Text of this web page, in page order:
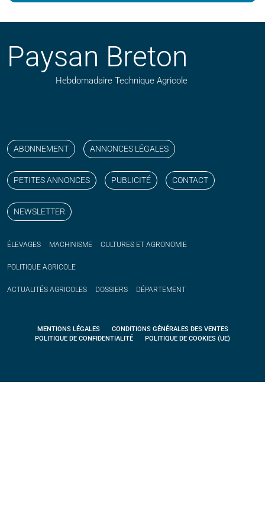
Paysan Breton
Hebdomadaire Technique Agricole
ABONNEMENT ANNONCES LÉGALES
PETITES ANNONCES PUBLICITÉ CONTACT
NEWSLETTER
ÉLEVAGES MACHINISME CULTURES ET AGRONOMIE
POLITIQUE AGRICOLE
ACTUALITÉS AGRICOLES DOSSIERS DÉPARTEMENT
MENTIONS LÉGALES
CONDITIONS GÉNÉRALES DES VENTES
POLITIQUE DE CONFIDENTIALITÉ
POLITIQUE DE COOKIES (UE)